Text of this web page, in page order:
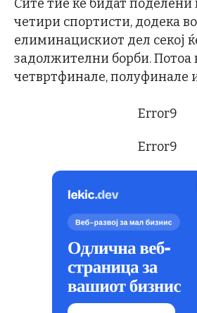
Сите тие ќе бидат поделени
четири спортисти, додека во
елиминацискиот дел секој
задолжителни борби. Потоа
четвртфинале, полуфинале
Error9
Error9